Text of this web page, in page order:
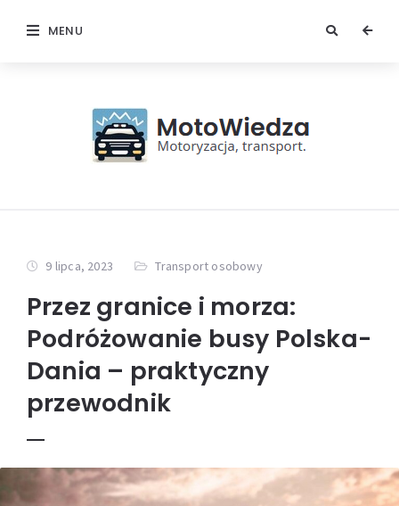
MENU
9 lipca, 2023 Transport osobowy
Przez granice i morza:
Podróżowanie busy Polska-
Dania – praktyczny
przewodnik